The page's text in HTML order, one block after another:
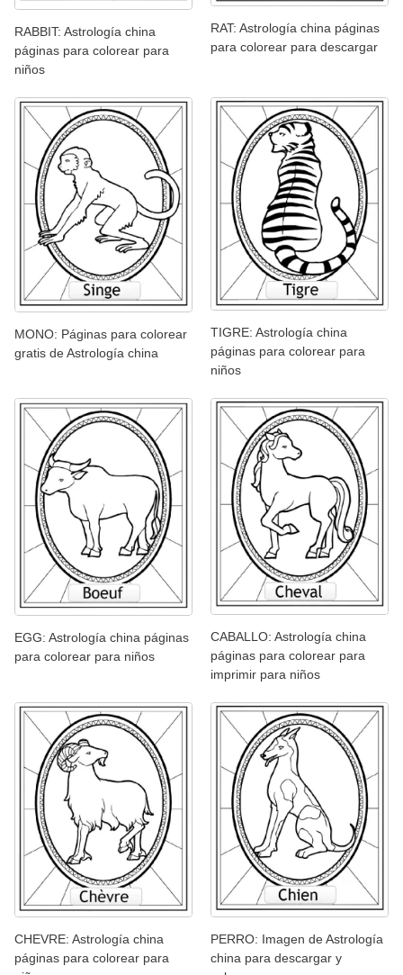
RABBIT: Astrología china
páginas para colorear para
niños
RAT: Astrología china páginas
para colorear para descargar
MONO: Páginas para colorear
gratis de Astrología china
TIGRE: Astrología china
páginas para colorear para
niños
EGG: Astrología china páginas
para colorear para niños
CABALLO: Astrología china
páginas para colorear para
imprimir para niños
CHEVRE: Astrología china
páginas para colorear para
PERRO: Imagen de Astrología
china para descargar y